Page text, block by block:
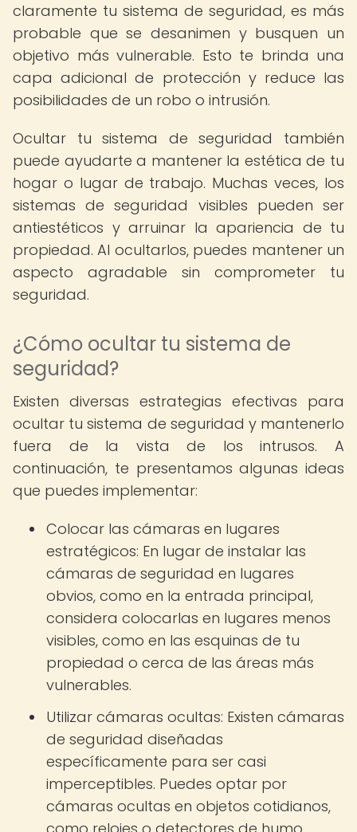
claramente tu sistema de seguridad, es más
probable que se desanimen y busquen un
objetivo más vulnerable. Esto te brinda una
capa adicional de protección y reduce las
posibilidades de un robo o intrusión.
Ocultar tu sistema de seguridad también
puede ayudarte a mantener la estética de tu
hogar o lugar de trabajo. Muchas veces, los
sistemas de seguridad visibles pueden ser
antiestéticos y arruinar la apariencia de tu
propiedad. Al ocultarlos, puedes mantener un
aspecto agradable sin comprometer tu
seguridad.
¿Cómo ocultar tu sistema de
seguridad?
Existen diversas estrategias efectivas para
ocultar tu sistema de seguridad y mantenerlo
fuera de la vista de los intrusos. A
continuación, te presentamos algunas ideas
que puedes implementar:
Colocar las cámaras en lugares
estratégicos: En lugar de instalar las
cámaras de seguridad en lugares
obvios, como en la entrada principal,
considera colocarlas en lugares menos
visibles, como en las esquinas de tu
propiedad o cerca de las áreas más
vulnerables.
Utilizar cámaras ocultas: Existen cámaras
de seguridad diseñadas
específicamente para ser casi
imperceptibles. Puedes optar por
cámaras ocultas en objetos cotidianos,